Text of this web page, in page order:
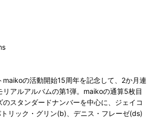
maikoの活動開始15周年を記念して、2か月連
リアルアルバムの第1弾。maikoの通算5枚目
のスタンダードナンバーを中心に、ジェイコ
リック・グリン(b)、デニス・フレーゼ(ds)